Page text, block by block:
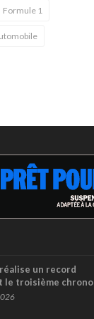
Formule 1
un record
le troisième chrono
de la